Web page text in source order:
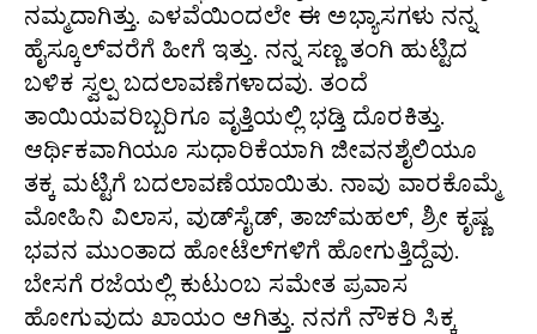
ನಮ್ಮದಾಗಿತ್ತು. ಎಳವೆಯಿಂದಲೇ ಈ ಅಭ್ಯಾಸಗಳು ನನ್ನ
ಹೈಸ್ಕೂಲ್‌ವರೆಗೆ ಹೀಗೆ ಇತ್ತು. ನನ್ನ ಸಣ್ಣ ತಂಗಿ ಹುಟ್ಟಿದ
ಬಳಿಕ ಸ್ವಲ್ಪ ಬದಲಾವಣೆಗಳಾದವು. ತಂದೆ
ತಾಯಿಯವರಿಬ್ಬರಿಗೂ ವೃತ್ತಿಯಲ್ಲಿ ಭಡ್ತಿ ದೊರಕಿತ್ತು.
ಆರ್ಥಿಕವಾಗಿಯೂ ಸುಧಾರಿಕೆಯಾಗಿ ಜೀವನಶೈಲಿಯೂ
ತಕ್ಕ ಮಟ್ಟಿಗೆ ಬದಲಾವಣೆಯಾಯಿತು. ನಾವು ವಾರಕೊಮ್ಮೆ
ಮೋಹಿನಿ ವಿಲಾಸ, ವುಡ್‌ಸೈಡ್, ತಾಜ್‌ಮಹಲ್, ಶ್ರೀ ಕೃಷ್ಣ
ಭವನ ಮುಂತಾದ ಹೋಟೆಲ್‌ಗಳಿಗೆ ಹೋಗುತ್ತಿದ್ದೆವು.
ಬೇಸಗೆ ರಜೆಯಲ್ಲಿ ಕುಟುಂಬ ಸಮೇತ ಪ್ರವಾಸ
ಹೋಗುವುದು ಖಾಯಂ ಆಗಿತ್ತು. ನನಗೆ ನೌಕರಿ ಸಿಕ್ಕ